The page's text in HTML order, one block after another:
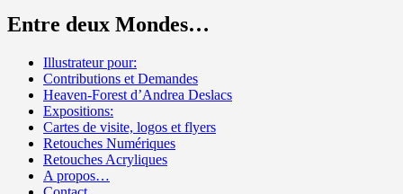
Entre deux Mondes…
Illustrateur pour:
Contributions et Demandes
Heaven-Forest d’Andrea Deslacs
Expositions:
Cartes de visite, logos et flyers
Retouches Numériques
Retouches Acryliques
A propos…